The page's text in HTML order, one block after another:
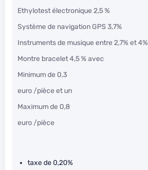
Ethylotest électronique 2,5 %
Système de navigation GPS 3,7%
Instruments de musique entre 2,7% et 4%
Montre bracelet 4,5 % avec
Minimum de 0,3
euro /pièce et un
Maximum de 0,8
euro /pièce
taxe de 0,20%